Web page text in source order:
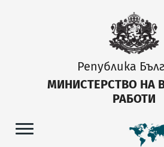
Република
МИНИСТЕРСТВО НА
РАБОТИ